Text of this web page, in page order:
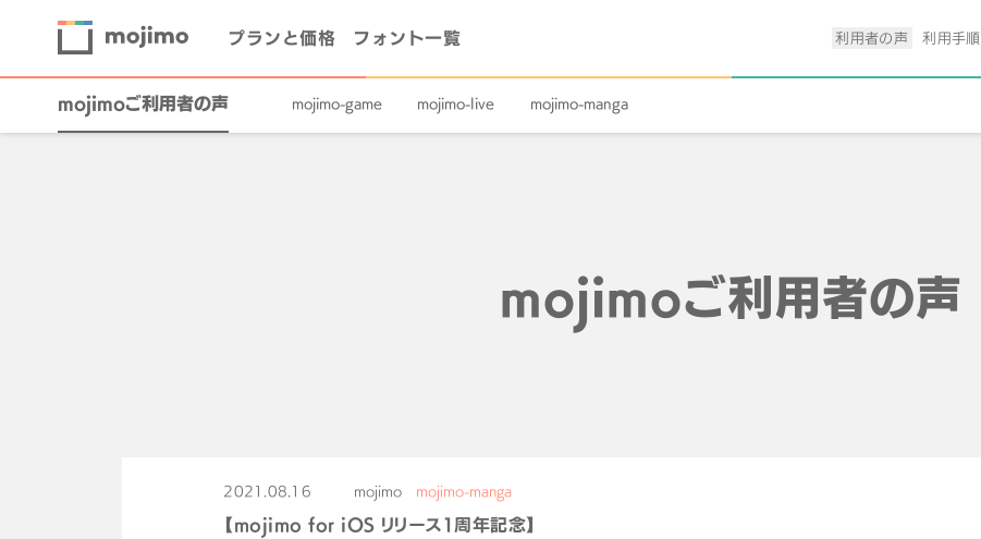
プランと価格 フォント一覧 利用者の声 利用手順
mojimoご利用者の声 mojimo-game mojimo-live mojimo-manga
mojimoご利用者の声
2021.08.16 mojimo mojimo-manga
【mojimo for iOS リリース1周年記念】